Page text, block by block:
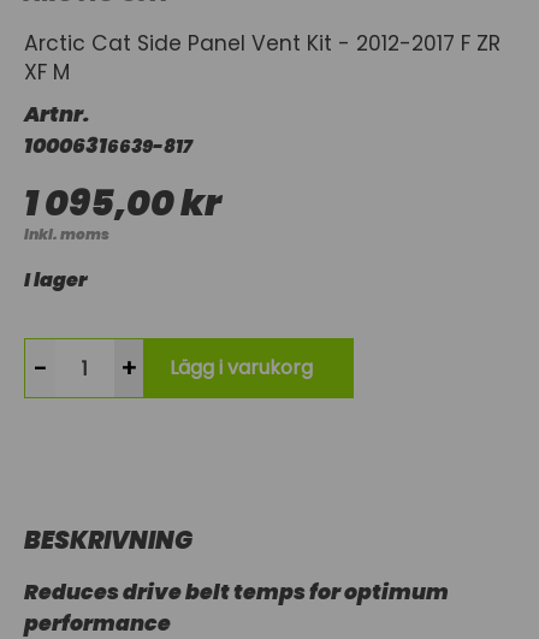
Arctic Cat Side Panel Vent Kit - 2012-2017 F ZR
XF M
Artnr.
10006316639-817
1 095,00 kr
Inkl. moms
I lager
- + Lägg i varukorg
BESKRIVNING
Reduces drive belt temps for optimum
performance